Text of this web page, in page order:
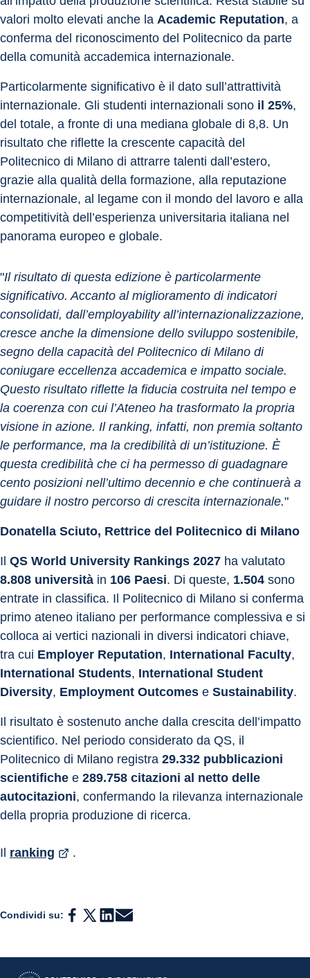
valori molto elevati anche la Academic Reputation, a
conferma del riconoscimento del Politecnico da parte
della comunità accademica internazionale.
Particolarmente significativo è il dato sull’attrattività
internazionale. Gli studenti internazionali sono il 25%,
del totale, a fronte di una mediana globale di 8,8. Un
risultato che riflette la crescente capacità del
Politecnico di Milano di attrarre talenti dall’estero,
grazie alla qualità della formazione, alla reputazione
internazionale, al legame con il mondo del lavoro e alla
competitività dell’esperienza universitaria italiana nel
panorama europeo e globale.
"Il risultato di questa edizione è particolarmente
significativo. Accanto al miglioramento di indicatori
consolidati, dall’employability all’internazionalizzazione,
cresce anche la dimensione dello sviluppo sostenibile,
segno della capacità del Politecnico di Milano di
coniugare eccellenza accademica e impatto sociale.
Questo risultato riflette la fiducia costruita nel tempo e
la coerenza con cui l’Ateneo ha trasformato la propria
visione in azione. Il ranking, infatti, non premia soltanto
le performance, ma la credibilità di un’istituzione. È
questa credibilità che ci ha permesso di guadagnare
cento posizioni nell’ultimo decennio e che continuerà a
guidare il nostro percorso di crescita internazionale."
Donatella Sciuto, Rettrice del Politecnico di Milano
Il QS World University Rankings 2027 ha valutato
8.808 università in 106 Paesi. Di queste, 1.504 sono
entrate in classifica. Il Politecnico di Milano si conferma
primo ateneo italiano per performance complessiva e si
colloca ai vertici nazionali in diversi indicatori chiave,
tra cui Employer Reputation, International Faculty,
International Students, International Student
Diversity, Employment Outcomes e Sustainability.
Il risultato è sostenuto anche dalla crescita dell’impatto
scientifico. Nel periodo considerato da QS, il
Politecnico di Milano registra 29.332 pubblicazioni
scientifiche e 289.758 citazioni al netto delle
autocitazioni, confermando la rilevanza internazionale
della propria produzione di ricerca.
Il ranking .
Condividi su: